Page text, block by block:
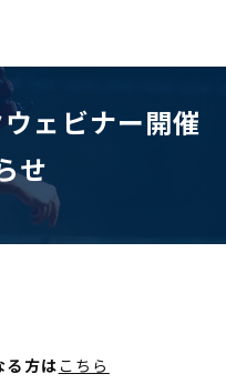
ェビナー開催
せ
る方は こちら